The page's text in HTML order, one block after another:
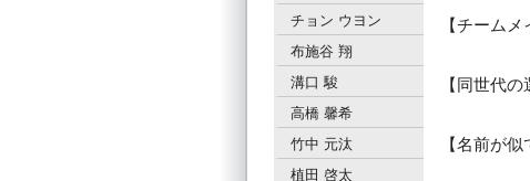
チョン ウヨン
布施谷 翔
溝口 駿
高橋 馨希
竹中 元汰
植田 啓太
チームメ
同世代の
名前が似